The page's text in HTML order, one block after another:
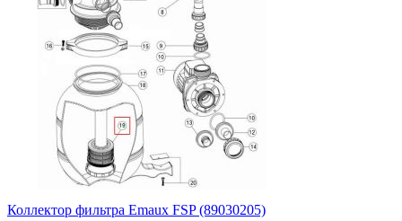
Коллектор фильтра Emaux FSP (89030205)